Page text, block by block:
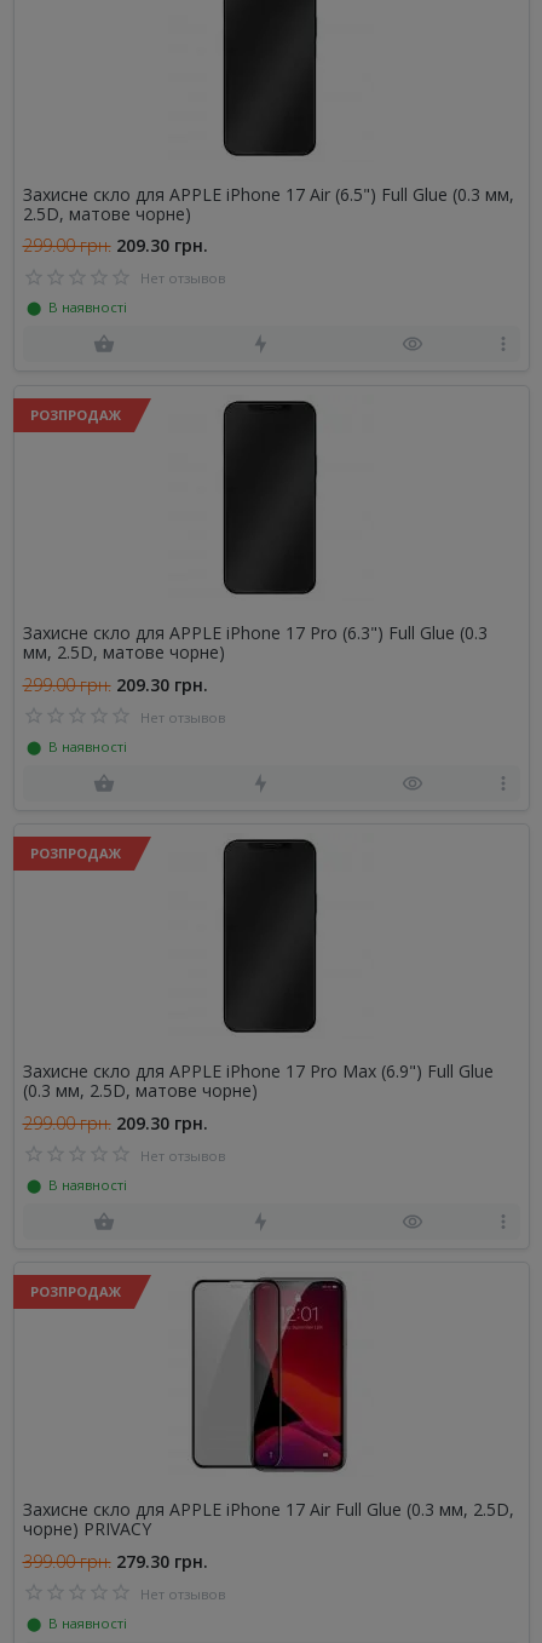
Захисне скло для APPLE iPhone 17 Air (6.5") Full Glue (0.3 мм,
2.5D, матове чорне)
299.00 грн. 209.30 грн.
Нет отзывов
⬤ В наявності
РОЗПРОДАЖ
Захисне скло для APPLE iPhone 17 Pro (6.3") Full Glue (0.3
мм, 2.5D, матове чорне)
299.00 грн. 209.30 грн.
Нет отзывов
⬤ В наявності
РОЗПРОДАЖ
Захисне скло для APPLE iPhone 17 Pro Max (6.9") Full Glue
(0.3 мм, 2.5D, матове чорне)
299.00 грн. 209.30 грн.
Нет отзывов
⬤ В наявності
РОЗПРОДАЖ
Захисне скло для APPLE iPhone 17 Air Full Glue (0.3 мм, 2.5D,
чорне) PRIVACY
399.00 грн. 279.30 грн.
Нет отзывов
⬤ В наявності